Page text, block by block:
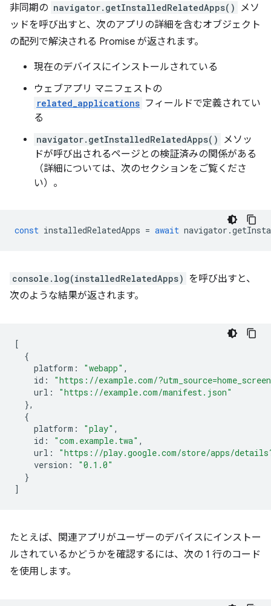
非同期の navigator.getInstalledRelatedApps()
メソ
ッドを呼び出すと、次のアプリの詳細を含むオブジェクト
の配列で解決される Promise が返されます。
現在のデバイスにインストールされている
ウェブアプリ マニフェストの
related_applications フィールドで定義されてい
る
navigator.getInstalledRelatedApps()
メソッ
ドが呼び出されるページとの検証済みの関係がある
（詳細については、次のセクションをご覧くださ
い）。
const installedRelatedApps = await navigator .
console.log(installedRelatedApps) を呼び出すと、
次のような結果が返されます。
[
{
platform : "webapp" ,
id :
"https://example.com/
url :
"https://example.com/manifest.json"
},
{
platform : "play" ,
id : "com.example.twa" ,
url :
"https://play.google.com/store/apps/
version :
"0.1.0"
}
]
たとえば、関連アプリがユーザーのデバイスにインストー
ルされているかどうかを確認するには、次の 1 行のコード
を使用します。